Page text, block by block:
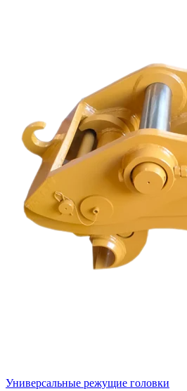
Универсальные режущие головки